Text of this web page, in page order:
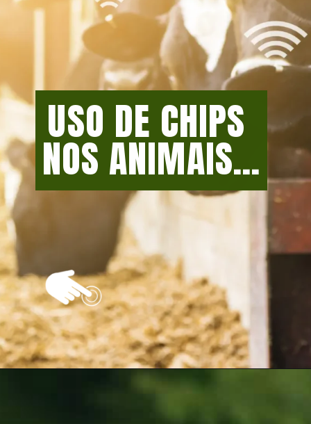
USO DE CHIPS
NOS ANIMAIS...